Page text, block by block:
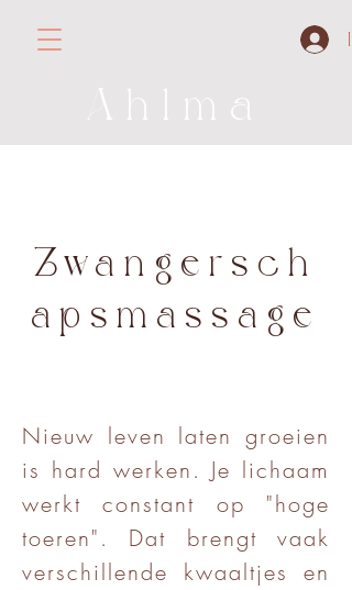
Ahlma
Zwangersch
apsmassage
Nieuw leven laten groeien
is hard werken. Je lichaam
werkt constant op "hoge
toeren". Dat brengt vaak
verschillende kwaaltjes en